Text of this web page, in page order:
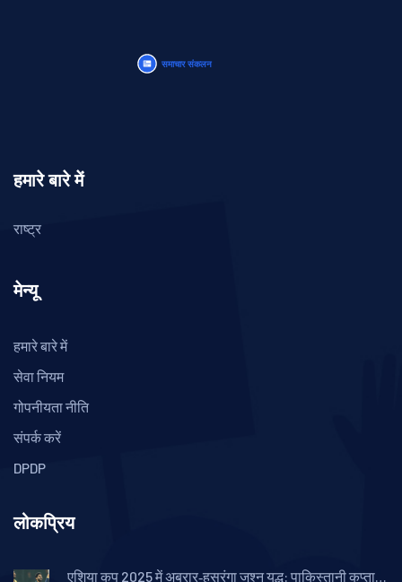
हमारे बारे में
राष्ट्र
मेन्यू
हमारे बारे में
सेवा नियम
गोपनीयता नीति
संपर्क करें
DPDP
लोकप्रिय
एशिया कप 2025 में अब्रार‑हसरंगा जश्न युद्ध: पाकिस्तानी कप्तान